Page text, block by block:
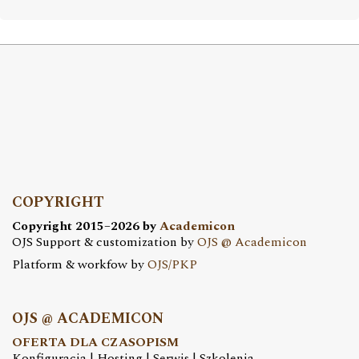
COPYRIGHT
Copyright 2015–2026 byAcademicon
OJS Support & customization byOJS @ Academicon
Platform & workfow byOJS/PKP
OJS @ ACADEMICON
OFERTA DLA CZASOPISM